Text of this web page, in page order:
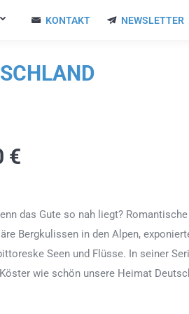
KONTAKT NEWSLETTER
€
das Gute so nah liegt? Romantische
Bergkulissen in den Alpen,
Seen und Flüsse. In seiner
wie schön unsere Heimat
KONTAKT NEWSLETTER